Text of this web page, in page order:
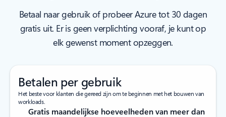
Betaal naar gebruik of probeer Azure tot 30 dagen
gratis uit. Er is geen verplichting vooraf, je kunt op
elk gewenst moment opzeggen.
Betalen per gebruik
Het beste voor klanten die gereed zijn om te beginnen met het bouwen van
workloads.
Gratis maandelijkse hoeveelheden van meer dan